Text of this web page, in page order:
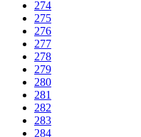
274
275
276
277
278
279
280
281
282
283
284